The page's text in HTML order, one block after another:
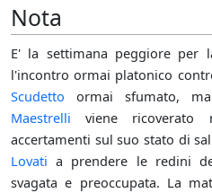
Nota
E' la settimana peggiore per
l'incontro ormai platonico
Scudetto ormai sfumato,
Maestrelli viene ricoverato
accertamenti sul suo stato di
Lovati a prendere le redini
svagata e preoccupata. La